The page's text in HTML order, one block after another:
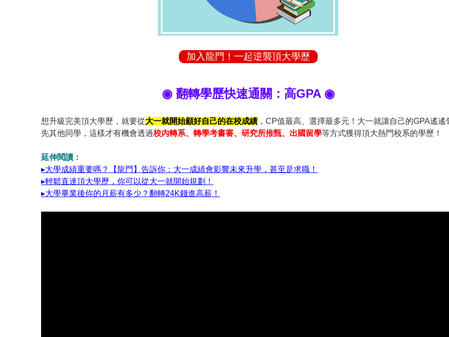
加入龍門！一起逆襲頂大學歷
◉ 翻轉學歷快速通關：高GPA ◉
想升級完美頂大學歷，就要從大一就開始顧好自己的在校成績 ，CP值最高、選擇最多元！大一就讓自己的GPA遙遙
先其他同學，這樣才有機會透過校內轉系、轉學考書審、研究所推甄、出國留學等方式獲得頂大熱門校系的學歷！
延伸閱讀：
▸大學成績重要嗎？【龍門】告訴你：大一成績會影響未來升學，甚至是求職！
▸輕鬆直達頂大學歷，你可以從大一就開始規劃！
▸大學畢業後你的月薪有多少？翻轉24K錢進高薪！